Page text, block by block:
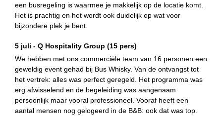
een busregeling is waarmee je makkelijk op de locatie komt.
Het is prachtig en het wordt ook duidelijk op wat voor
bijzondere plek je bent.
5 juli - Q Hospitality Group (15 pers)
We hebben met ons commerciële team van 16 personen een
geweldig event gehad bij Bus Whisky. Van de ontvangst tot
het vertrek: alles was perfect geregeld. Het programma was
erg afwisselend en de begeleiding was aangenaam
persoonlijk maar vooral professioneel. Vooraf heeft een
aantal mensen nog gelogeerd in de B&B: ook dat was top.